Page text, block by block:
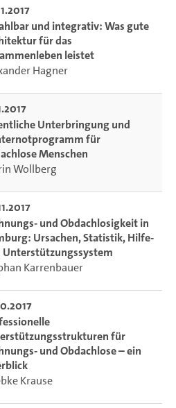
der Kommunalpolitik
Wohnungs- und Obdachlose
und Ehrenamt
von Obdachlosen und
gute Architektur für das
Hilfe für Obdachlose
und jungen Obdachlosen
Obdachlose aus
und integrativ: Was gute
für das
leistet
Hagner
Unterbringung und
für
Menschen
Wollberg
und Obdachlosigkeit in
Ursachen, Statistik, Hilfe-
Unterstützungssystem
Karrenbauer
für
und Obdachlose – ein
Krause